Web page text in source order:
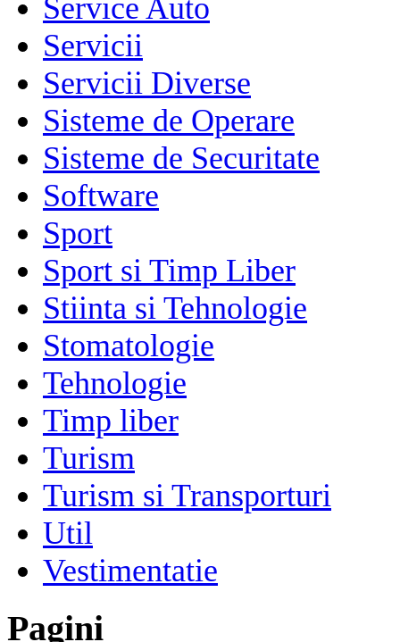
Service Auto
Servicii
Servicii Diverse
Sisteme de Operare
Sisteme de Securitate
Software
Sport
Sport si Timp Liber
Stiinta si Tehnologie
Stomatologie
Tehnologie
Timp liber
Turism
Turism si Transporturi
Util
Vestimentatie
Pagini